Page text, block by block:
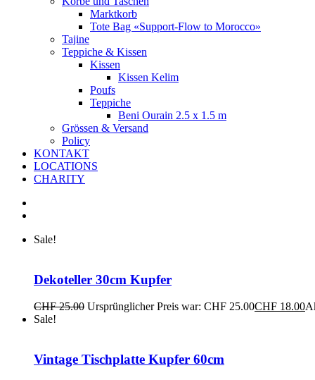
Marktkorb
Tote Bag «Support-Flow to Morocco»
Tajine
Teppiche & Kissen
Kissen
Kissen Kelim
Poufs
Teppiche
Beni Ourain 2.5 x 1.5 m
Grössen & Versand
Policy
KONTAKT
LOCATIONS
CHARITY
Sale!
Dekoteller 30cm Kupfer
CHF25.00 Ursprünglicher Preis war: CHF 25.00CHF 18.00
Sale!
Vintage Tischplatte Kupfer 60cm